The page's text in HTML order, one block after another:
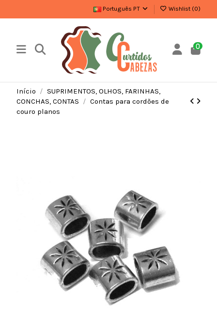
Português PT Wishlist (0)
0
Início
SUPRIMENTOS, OLHOS, FARINHAS,
CONCHAS, CONTAS
Contas para cordões de
couro planos